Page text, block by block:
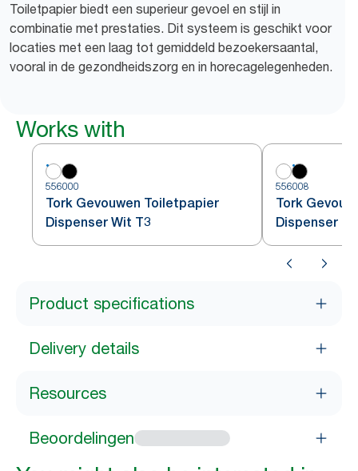
Toiletpapier biedt een superieur gevoel en stijl in
combinatie met prestaties. Dit systeem is geschikt voor
locaties met een laag tot gemiddeld bezoekersaantal,
vooral in de gezondheidszorg en in horecagelegenheden.
Works with
556000
Tork Gevouwen Toiletpapier
Dispenser Wit T3
556008
Tork
Dispenser
Product specifications
Delivery details
Resources
Beoordelingen